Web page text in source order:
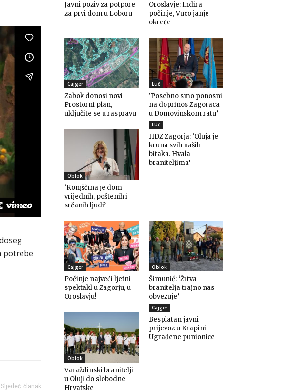
potrebe
Sljedeći članak
Javni poziv za potpore
za prvi dom u Loboru
Oroslavje: Indira
počinje, Vuco janje
okreće
Cajger
Zabok donosi novi
Prostorni plan,
uključite se u raspravu
Luč
‘Posebno smo ponosni
na doprinos Zagoraca
u Domovinskom ratu’
Oblok
‘Konjščina je dom
vrijednih, poštenih i
srčanih ljudi’
Luč
HDZ Zagorja: ‘Oluja je
kruna svih naših
bitaka. Hvala
braniteljima’
Cajger
Počinje najveći ljetni
spektakl u Zagorju, u
Oroslavju!
Oblok
Šimunić: ‘Žrtva
branitelja trajno nas
obvezuje’
Oblok
Varaždinski branitelji
u Oluji do slobodne
Hrvatske
Cajger
Besplatan javni
prijevoz u Krapini:
Ugrađene punionice